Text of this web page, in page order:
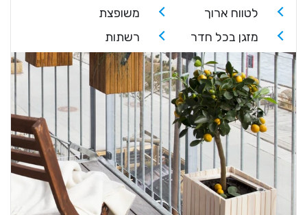
לטווח ארוך
משופצת
מזגן בכל חדר
רשתות